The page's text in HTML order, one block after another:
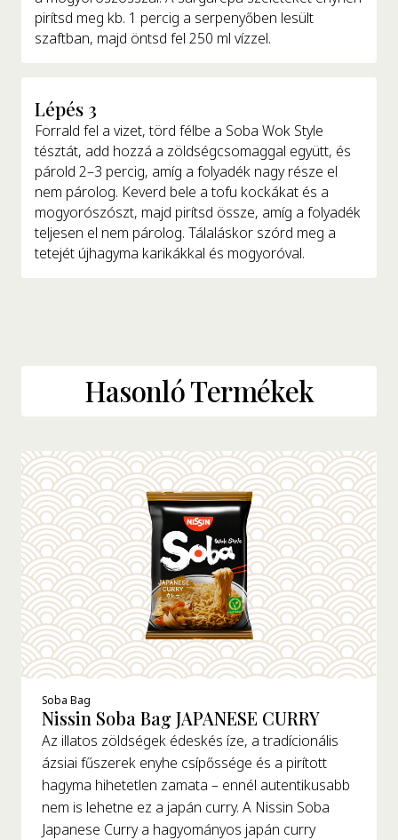
pirítsd meg kb. 1 percig a serpenyőben lesült
szaftban, majd öntsd fel 250 ml vízzel.
Lépés 3
Forrald fel a vizet, törd félbe a Soba Wok Style
tésztát, add hozzá a zöldségcsomaggal együtt, és
párold 2–3 percig, amíg a folyadék nagy része el
nem párolog. Keverd bele a tofu kockákat és a
mogyorószószt, majd pirítsd össze, amíg a folyadék
teljesen el nem párolog. Tálaláskor szórd meg a
tetejét újhagyma karikákkal és mogyoróval.
Hasonló Termékek
Soba Bag
Nissin Soba Bag JAPANESE CURRY
Az illatos zöldségek édeskés íze, a tradícionális
ázsiai fűszerek enyhe csípőssége és a pirított
hagyma hihetetlen zamata – ennél autentikusabb
nem is lehetne ez a japán curry. A Nissin Soba
Japanese Curry a hagyományos japán curry